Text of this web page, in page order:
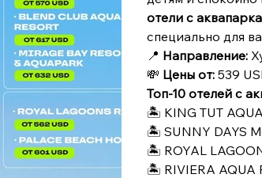
отели с
специально для
📍 Направление:
💸 Цены от: 539
Топ-10 отелей с
🏝 KING TUT
🏝 SUNNY DAYS
🏝 ROYAL
🏝 RIVIERA AQUA